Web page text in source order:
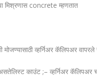
मिश्रणास concrete म्हणतात
व्हर्निअर कॅलिपअर
असतेलिस्ट काउंट ;– व्हर्निअर